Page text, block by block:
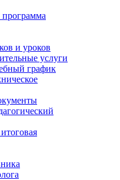
программа
и уроков
услуги
график